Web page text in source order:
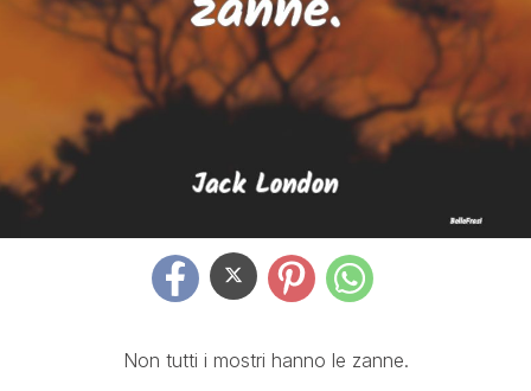
Non tutti i mostri hanno le zanne.